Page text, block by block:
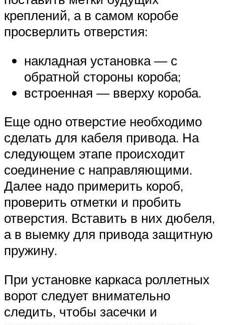
креплений, а в самом коробе
просверлить отверстия:
накладная установка — с
обратной стороны короба;
встроенная — вверху короба.
Еще одно отверстие необходимо
сделать для кабеля привода. На
следующем этапе происходит
соединение с направляющими.
Далее надо примерить короб,
проверить отметки и пробить
отверстия. Вставить в них дюбеля,
а в выемку для привода защитную
пружину.
При установке каркаса роллетных
ворот следует внимательно
следить, чтобы засечки и